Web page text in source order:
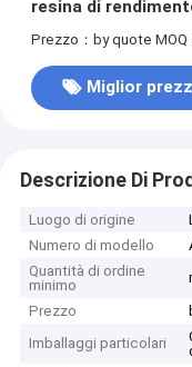
resina di
Prezzo：by quote
Miglior
Descrizione Di
Luogo di origine
Numero di modello
Quantità di ordine
minimo
Prezzo
Imballaggi particolari